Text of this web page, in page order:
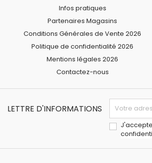
Infos pratiques
Partenaires Magasins
Conditions Générales de Vente 2026
Politique de confidentialité 2026
Mentions légales 2026
Contactez-nous
LETTRE D'INFORMATIONS